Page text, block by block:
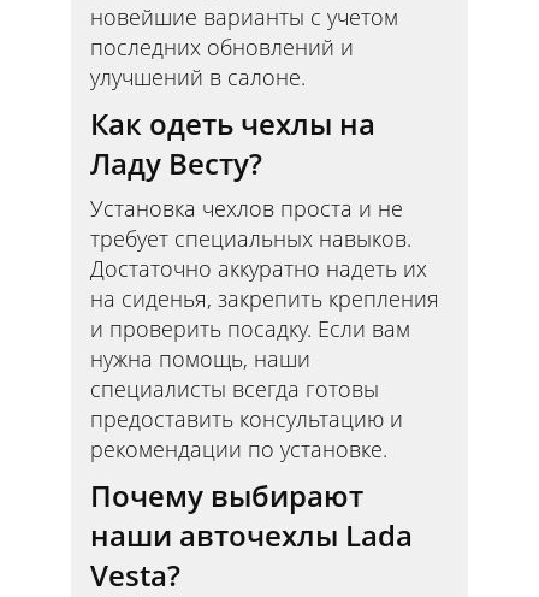
новейшие варианты с учетом
последних обновлений и
улучшений в салоне.
Как одеть чехлы на
Ладу Весту?
Установка чехлов проста и не
требует специальных навыков.
Достаточно аккуратно надеть их
на сиденья, закрепить крепления
и проверить посадку. Если вам
нужна помощь, наши
специалисты всегда готовы
предоставить консультацию и
рекомендации по установке.
Почему выбирают
наши авточехлы Lada
Vesta?